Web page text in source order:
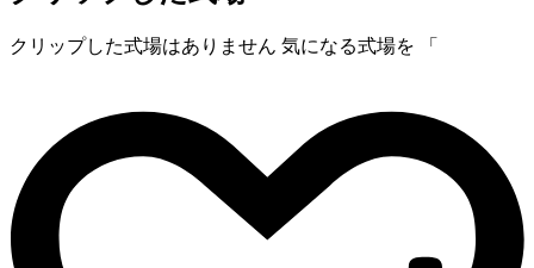
クリップした式場はありません 気になる式場を 「